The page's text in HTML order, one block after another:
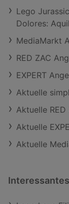
Lego
Dolores:
MediaMarkt
RED ZAC
EXPERT
Aktuelle
Aktuelle
Aktuelle
Aktuelle